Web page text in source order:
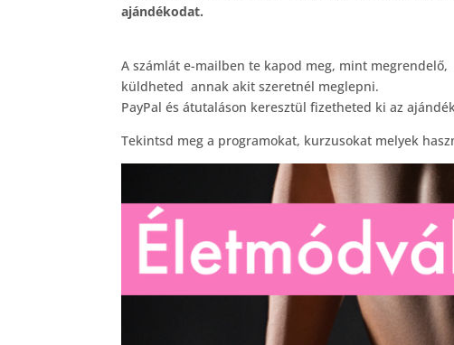
ajándékodat.
A számlát e-mailben te kapod meg, mint
küldheted annak akit szeretnél meglepni.
PayPal és átutaláson keresztül fizetheted ki az
Tekintsd meg a programokat, kurzusokat melyek